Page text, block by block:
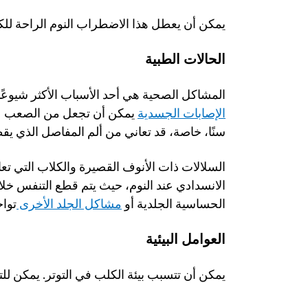
يمكن أن يعطل هذا الاضطراب النوم الراحة
الحالات الطبية
المشاكل الصحية هي أحد الأسباب الأكثر
الإصابات الجسدية
سنًا، خاصة، قد تعاني من ألم المفاصل الذي
الحساسية الجلدية أو مشاكل الجلد الأخرى
العوامل البيئية